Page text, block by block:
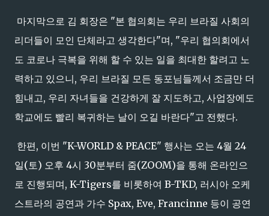
마지막으로 김 회장은 "본 협의회는 우리 브라질 사회의
리더들이 모인 단체라고 생각한다"며, "우리 협의회에서
도 코로나 극복을 위해 할 수 있는 일을 최대한 할려고 노
력하고 있으니, 우리 브라질 모든 동포님들께서 조금만 더
힘내고, 우리 자녀들을 건강하게 잘 지도하고, 사업장에도
학교에도 빨리 복귀하는 날이 오길 바란다"고 전했다.
한편, 이번 "K-WORLD & PEACE" 행사는 오는 4월 24
일(토) 오후 4시 30분부터 줌(ZOOM)을 통해 온라인으
로 진행되며, K-Tigers를 비롯하여 B-TKD, 러시아 오케
스트라의 공연과 가수 Spax, Eve, Francinne 등이 공연